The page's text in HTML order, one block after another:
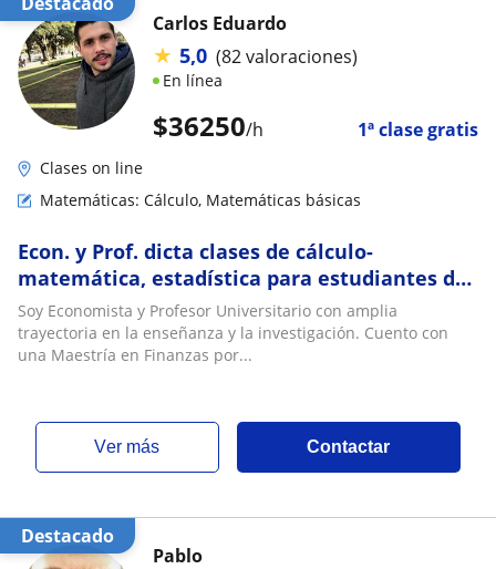
$36250/h 1ª clase gratis
Carlos Eduardo
★ 5,0 (82 valoraciones)
En línea
Clases on line
Matemáticas: Cálculo, Matemáticas básicas
Econ. y Prof. dicta clases de cálculo-
matemática, estadística para estudiantes de
ciencias económicas y sociales
Soy Economista y Profesor Universitario con amplia
trayectoria en la enseñanza y la investigación. Cuento con
una Maestría en Finanzas por...
ver más Contactar
Destacado
Pablo